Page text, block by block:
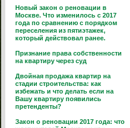
Новый закон о реновации в
Москве. Что изменилось с 2017
года по сравнению с порядком
переселения из пятиэтажек,
который действовал ранее.
Признание права собственности
на квартиру через суд
Двойная продажа квартир на
стадии строительства: как
избежать и что делать если на
Вашу квартиру появились
претенденты?
Закон о реновации 2017 года: что